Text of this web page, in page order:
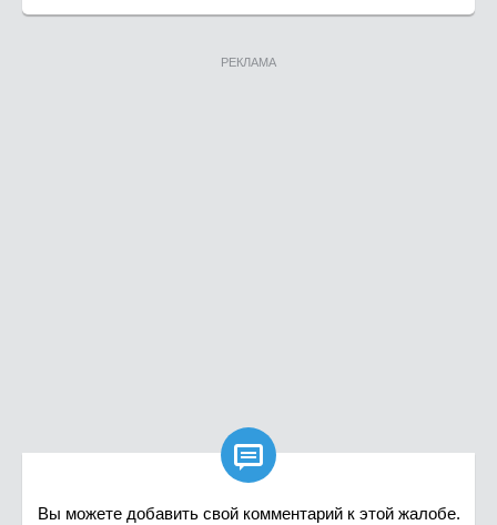
РЕКЛАМА

Вы можете добавить свой комментарий к этой жалобе.